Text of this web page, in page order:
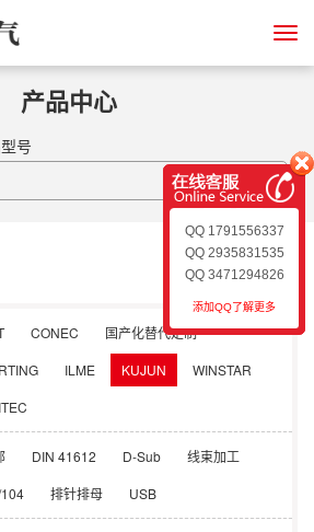
QQ 1791556337
QQ 2935831535
QQ 3471294826
添加QQ了解更多
产品中心
号
首页/产品中心
CONEC
国产化替代定制
ILME KUJUN
WINSTAR
DIN 41612 D-Sub
线束加工
排针排母 USB